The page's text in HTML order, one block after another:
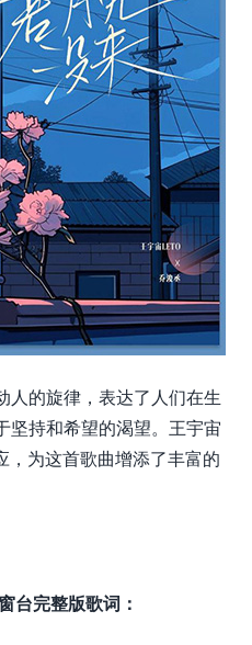
人的旋律，表达了人们在生
坚持和希望的渴望。王宇宙
，为这首歌曲增添了丰富的
台完整版歌词：